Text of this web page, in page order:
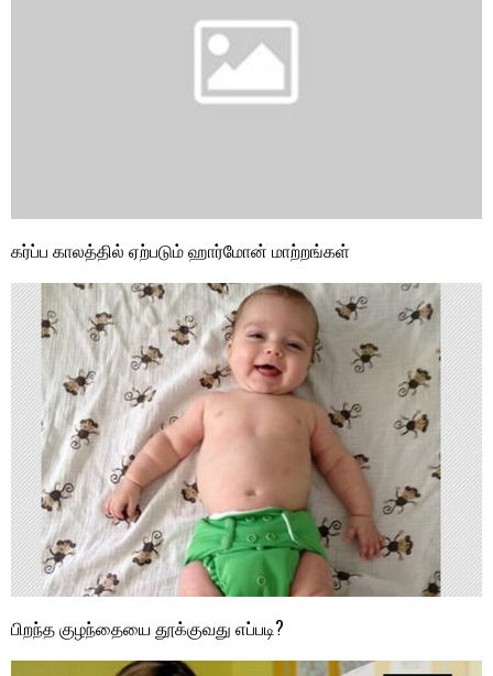
கர்ப்ப காலத்தில் ஏற்படும் ஹார்மோன் மாற்றங்கள்
பிறந்த குழந்தையை தூக்குவது எப்படி?